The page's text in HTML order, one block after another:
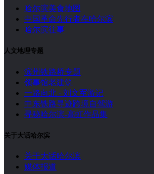
哈尔滨美食地图
中国革命先行者在哈尔滨
哈尔滨往事
人文地理专题
滨州铁路桥专题
领事馆老建筑
一路向北 · 刘文军游记
中东铁路寻迹跨境自驾游
寻秘哈尔滨-高虹作品集
关于大话哈尔滨
关于大话哈尔滨
媒体报道